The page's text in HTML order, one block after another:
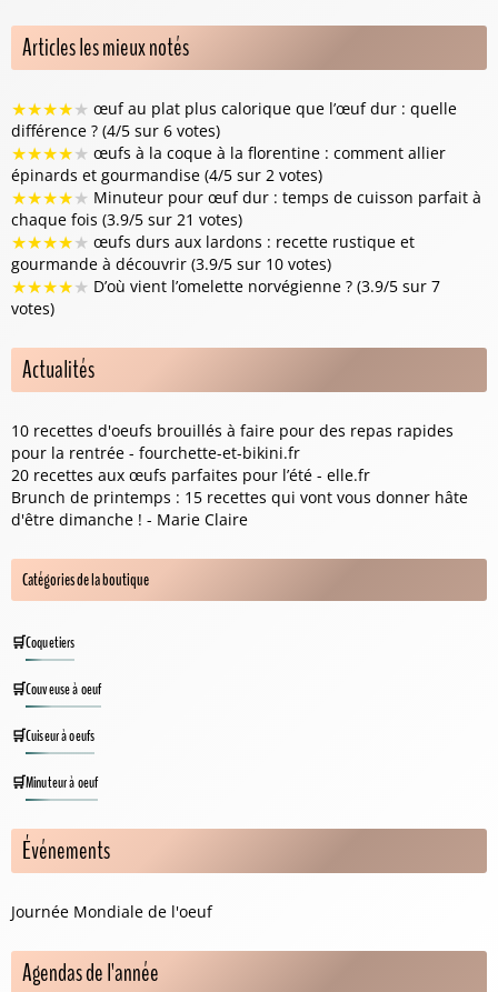
Articles les mieux notés
★★★★★ œuf au plat plus calorique que l’œuf dur : quelle
différence ? (4/5 sur 6 votes)
★★★★★ œufs à la coque à la florentine : comment allier
épinards et gourmandise (4/5 sur 2 votes)
★★★★★ Minuteur pour œuf dur : temps de cuisson parfait à
chaque fois (3.9/5 sur 21 votes)
★★★★★ œufs durs aux lardons : recette rustique et
gourmande à découvrir (3.9/5 sur 10 votes)
★★★★★ D’où vient l’omelette norvégienne ? (3.9/5 sur 7
votes)
Actualités
10 recettes d'oeufs brouillés à faire pour des repas rapides
pour la rentrée - fourchette-et-bikini.fr
20 recettes aux œufs parfaites pour l’été - elle.fr
Brunch de printemps : 15 recettes qui vont vous donner hâte
d'être dimanche ! - Marie Claire
Catégories de la boutique
Coquetiers
Couveuse à oeuf
Cuiseur à oeufs
Minuteur à oeuf
Événements
Journée Mondiale de l'oeuf
Agendas de l'année